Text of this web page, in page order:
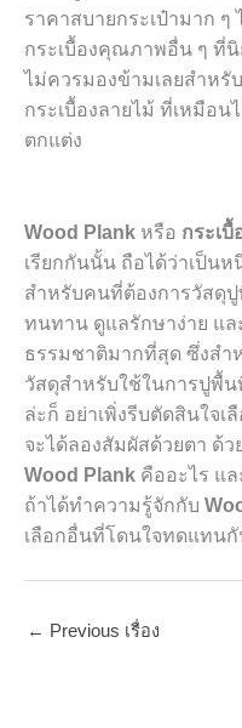
ราคาสบายกระเป๋ามาก ๆ
กระเบื้องคุณภาพอื่น ๆ ที่
ไม่ควรมองข้ามเลยสำหรั
กระเบื้องลายไม้ ที่เหมือ
ตกแต่ง
Wood Plank หรือ กระเบื้
เรียกกันนั้น ถือได้ว่าเป็น
สำหรับคนที่ต้องการวัสดุ
ทนทาน ดูแลรักษาง่าย แ
ธรรมชาติมากที่สุด ซึ่งสำ
วัสดุสำหรับใช้ในการปูพื้
ล่ะก็ อย่าเพิ่งรีบตัดสินใจเ
จะได้ลองสัมผัสด้วยตา ด้ว
Wood Plank คืออะไร แล
ถ้าได้ทำความรู้จักกับ
เลือกอื่นที่โดนใจทดแทนกั
← Previous เรื่อง